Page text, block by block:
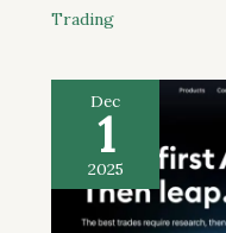
Trading
Dec
1
2025